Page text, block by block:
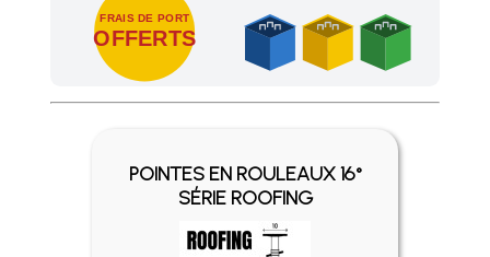
FRAIS DE PORT
OFFERTS
Profitez des Frais de port offerts en France
POINTES EN ROULEAUX 16°
SÉRIE ROOFING